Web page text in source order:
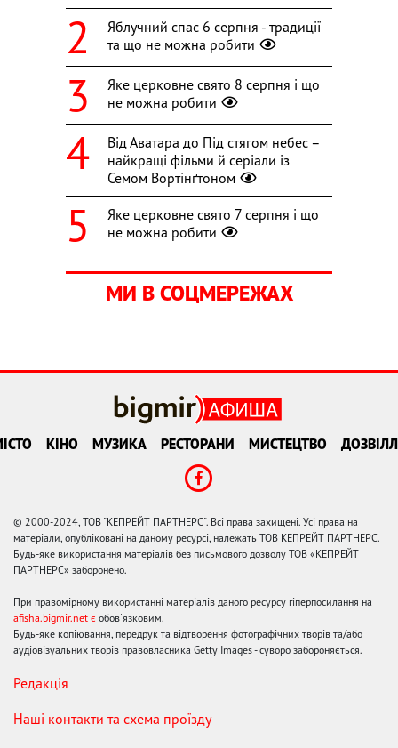
Яблучний спас 6 серпня - традиції
та що не можна робити
Яке церковне свято 8 серпня і що
не можна робити
Від Аватара до Під стягом небес –
найкращі фільми й серіали із
Семом Вортінґтоном
Яке церковне свято 7 серпня і що
не можна робити
МИ В СОЦМЕРЕЖАХ
КІНО МУЗИКА РЕСТОРАНИ МИСТЕЦТВО
© 2000-2024, ТОВ "КЕПРЕЙТ ПАРТНЕРС". Всі права захищені. Усі права на
матеріали, опубліковані на даному ресурсі, належать ТОВ КЕПРЕЙТ ПАРТНЕРС.
Будь-яке використання матеріалів без письмового дозволу ТОВ «КЕПРЕЙТ
ПАРТНЕРС» заборонено.
При правомірному використанні матеріалів даного ресурсу гіперпосилання на
afisha.bigmir.net є обов'язковим.
Будь-яке копіювання, передрук та відтворення фотографічних творів та/або
аудіовізуальних творів правовласника Getty Images - суворо забороняється.
Редакція
Наші контакти та схема проїзду